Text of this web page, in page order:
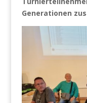
Generationen